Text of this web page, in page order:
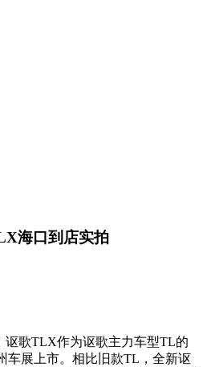
海口到店实拍
讴歌TLX作为讴歌主力车型TL的
车展上市。相比旧款TL，全新讴